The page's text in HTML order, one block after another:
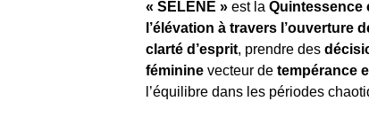
« SÉLÉNÉ »est la Quintessence
l’élévation à travers l’ouverture
clarté d’esprit, prendre des
fémininevecteur de tempérance
l’équilibre dans les périodes